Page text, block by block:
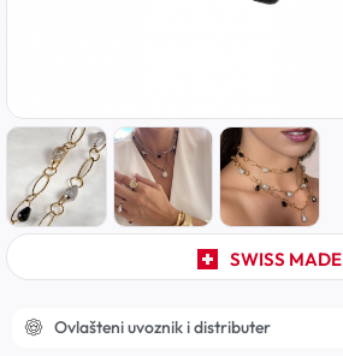
SWISS MADE
Ovlašteni uvoznik i distributer